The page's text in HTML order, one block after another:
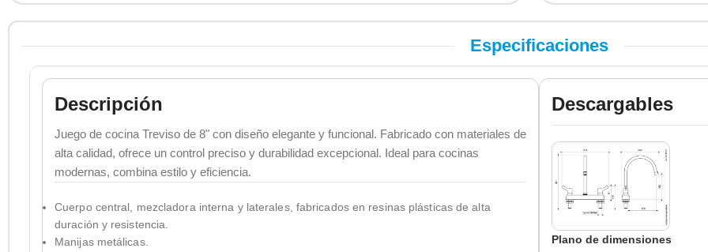
Especificaciones
Descripción
Juego de cocina Treviso de 8" con diseño elegante y funcional. Fabricado con materiales de
alta calidad, ofrece un control preciso y durabilidad excepcional. Ideal para cocinas
modernas, combina estilo y eficiencia.
Cuerpo central, mezcladora interna y laterales, fabricados en resinas plásticas de alta
duración y resistencia.
Manijas metálicas.
Descargables
Plano de dimensiones